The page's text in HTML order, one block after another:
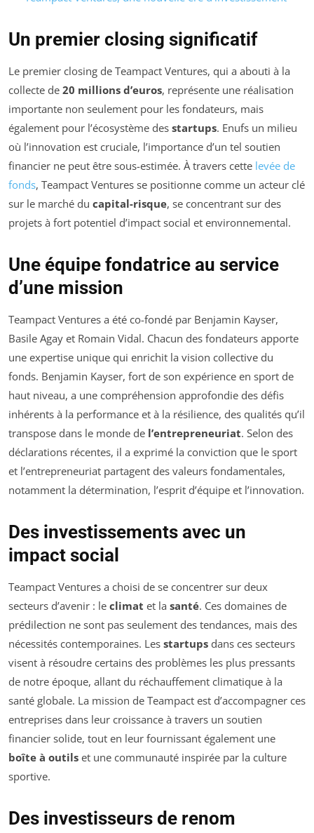
Un premier closing significatif
Le premier closing de Teampact Ventures, qui a abouti à la
collecte de 20 millions d’euros, représente une réalisation
importante non seulement pour les fondateurs, mais
également pour l’écosystème des startups. Enufs un milieu
où l’innovation est cruciale, l’importance d’un tel soutien
financier ne peut être sous-estimée. À travers cette levée de
fonds, Teampact Ventures se positionne comme un acteur clé
sur le marché du capital-risque, se concentrant sur des
projets à fort potentiel d’impact social et environnemental.
Une équipe fondatrice au service
d’une mission
Teampact Ventures a été co-fondé par Benjamin Kayser,
Basile Agay et Romain Vidal. Chacun des fondateurs apporte
une expertise unique qui enrichit la vision collective du
fonds. Benjamin Kayser, fort de son expérience en sport de
haut niveau, a une compréhension approfondie des défis
inhérents à la performance et à la résilience, des qualités qu’il
transpose dans le monde de l’entrepreneuriat. Selon des
déclarations récentes, il a exprimé la conviction que le sport
et l’entrepreneuriat partagent des valeurs fondamentales,
notamment la détermination, l’esprit d’équipe et l’innovation.
Des investissements avec un
impact social
Teampact Ventures a choisi de se concentrer sur deux
secteurs d’avenir : le climat et la santé. Ces domaines de
prédilection ne sont pas seulement des tendances, mais des
nécessités contemporaines. Les startups dans ces secteurs
visent à résoudre certains des problèmes les plus pressants
de notre époque, allant du réchauffement climatique à la
santé globale. La mission de Teampact est d’accompagner ces
entreprises dans leur croissance à travers un soutien
financier solide, tout en leur fournissant également une
boîte à outils et une communauté inspirée par la culture
sportive.
Des investisseurs de renom